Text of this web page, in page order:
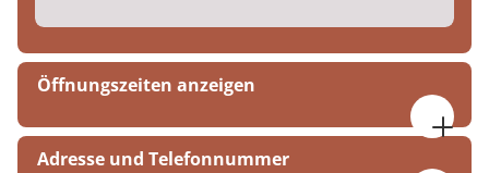
Öffnungszeiten anzeigen
09:00 bis 16:00 Uhr
Adresse und Telefonnummer